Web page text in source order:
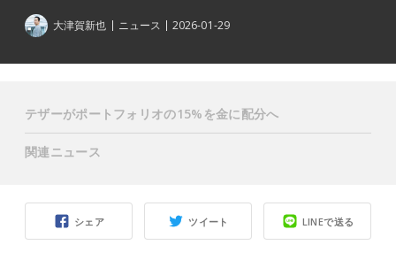
大津賀新也 ニュース 2026-01-29
シェア ツイート LINEで送る
テザーがポートフォリオの15%を金に配分へ
関連ニュース